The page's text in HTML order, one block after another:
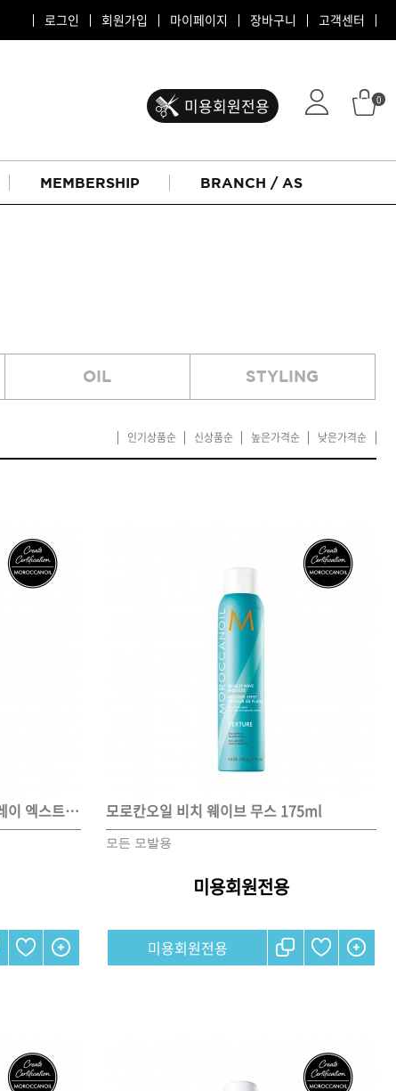
고객센터
장바구니
마이페이지
회원가입
로그인
미용회원전용 0
MEMBERSHIP BRANCH / AS
리버시
브레시
모로칸오일 트리트먼트 오리
미용회원전용
OIL STYLING
인기상품순 신상품순 높은가격순 낮은가격순
모로칸오일 루미너스 헤어 스프레이 엑스트라 스트롱 330ml 모로칸오일 비치 웨이브 무스 175ml
모든 모발용
미용회원전용
미용회원전용